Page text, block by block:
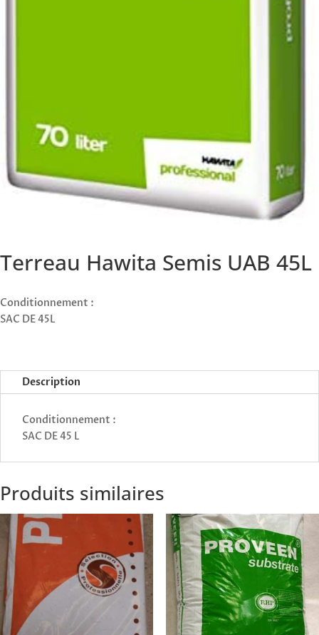
Terreau Hawita Semis UAB 45L
Conditionnement :
SAC DE 45L
Description
Conditionnement :
SAC DE 45 L
Produits similaires